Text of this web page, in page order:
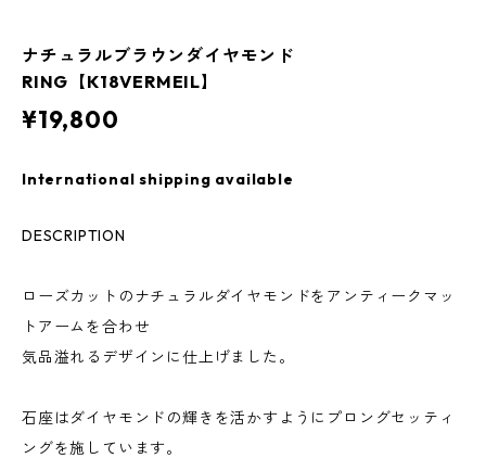
ナチュラルブラウンダイヤモンド
RING【K18VERMEIL】
¥19,800
International shipping available
DESCRIPTION
ローズカットのナチュラルダイヤモンドをアンティークマッ
トアームを合わせ
気品溢れるデザインに仕上げました。
石座はダイヤモンドの輝きを活かすようにプロングセッティ
ングを施しています。